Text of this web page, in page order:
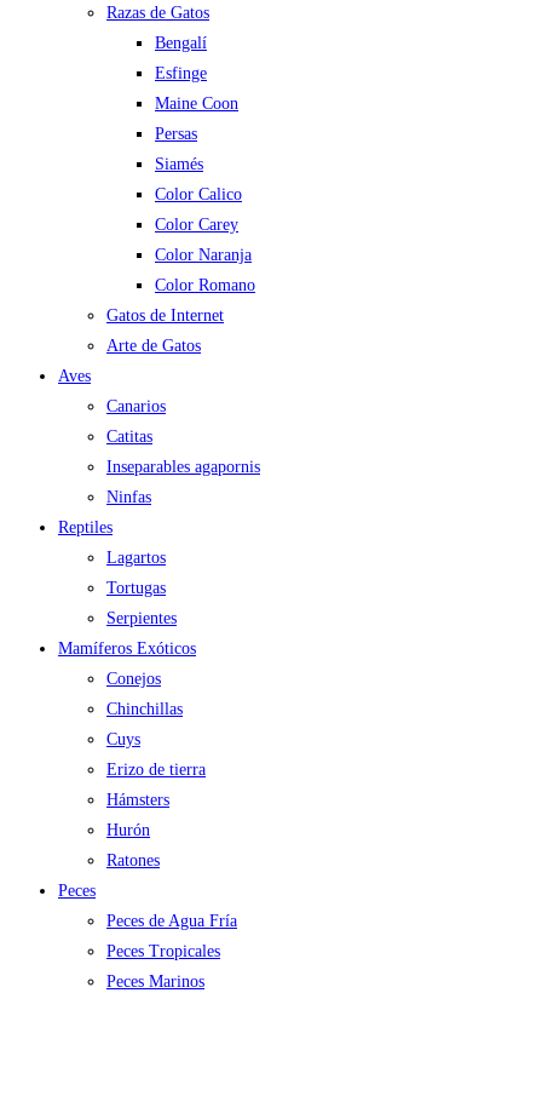
Razas de Gatos
Bengalí
Esfinge
Maine Coon
Persas
Siamés
Color Calico
Color Carey
Color Naranja
Color Romano
Gatos de Internet
Arte de Gatos
Aves
Canarios
Catitas
Inseparables agapornis
Ninfas
Reptiles
Lagartos
Tortugas
Serpientes
Mamíferos Exóticos
Conejos
Chinchillas
Cuys
Erizo de tierra
Hámsters
Hurón
Ratones
Peces
Peces de Agua Fría
Peces Tropicales
Peces Marinos